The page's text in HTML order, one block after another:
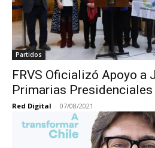
Partidos
FRVS Oficializó Apoyo a
Primarias Presidenciales
Red Digital - 07/08/2021